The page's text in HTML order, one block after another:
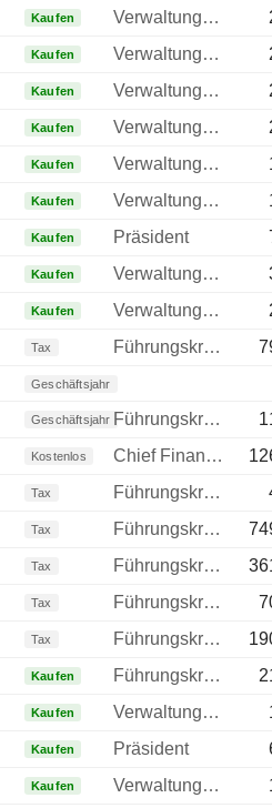
Kaufen Verwaltungsratsmitglied
Kaufen Verwaltungsratsmitglied
Kaufen Verwaltungsratsmitglied
Kaufen Verwaltungsratsmitglied
Kaufen Verwaltungsratsmitglied
Kaufen Verwaltungsratsmitglied
Kaufen Präsident
Kaufen Verwaltungsratsmitglied
Kaufen Verwaltungsratsmitglied
Tax Führungskraft / leitender Angestellter
Geschäftsjahr
Geschäftsjahr Führungskraft / leitender Angestellter
Kostenlos Chief Financial Officer (CFO)
Tax Führungskraft / leitender Angestellter
Tax Führungskraft / leitender Angestellter
Tax Führungskraft / leitender Angestellter
Tax Führungskraft / leitender Angestellter
Tax Führungskraft / leitender Angestellter
Kaufen Führungskraft / leitender Angestellter
Kaufen Verwaltungsratsmitglied
Kaufen Präsident
Kaufen Verwaltungsratsmitglied